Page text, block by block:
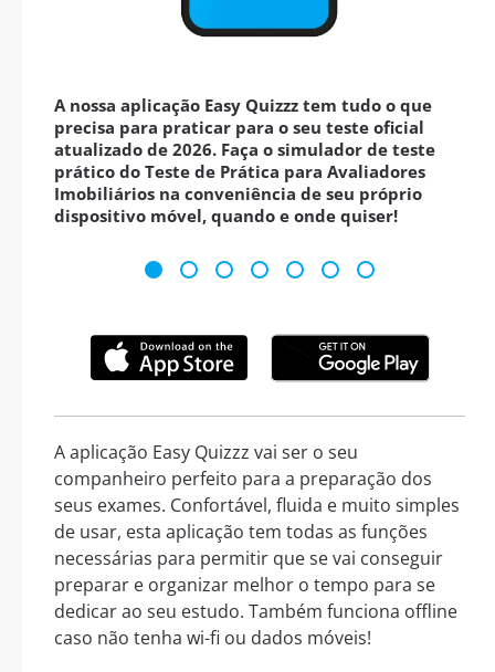
A nossa aplicação Easy Quizzz tem tudo o que
precisa para praticar para o seu teste oficial
atualizado de 2026. Faça o simulador de teste
prático do Teste de Prática para Avaliadores
Imobiliários na conveniência de seu próprio
dispositivo móvel, quando e onde quiser!
A aplicação Easy Quizzz vai ser o seu
companheiro perfeito para a preparação dos
seus exames. Confortável, fluida e muito simples
de usar, esta aplicação tem todas as funções
necessárias para permitir que se vai conseguir
preparar e organizar melhor o tempo para se
dedicar ao seu estudo. Também funciona offline
caso não tenha wi-fi ou dados móveis!